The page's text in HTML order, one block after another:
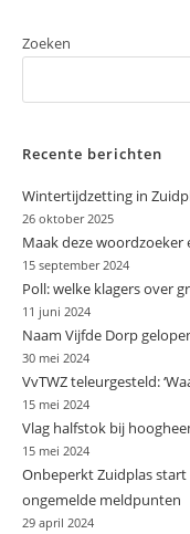
Zoeken
Recente berichten
Wintertijdzetting in
26 oktober 2025
Maak deze
15 september 2024
Poll: welke klagers over
11 juni 2024
Naam Vijfde Dorp
30 mei 2024
VvTWZ teleurgesteld:
15 mei 2024
Vlag halfstok bij
15 mei 2024
Onbeperkt Zuidplas
ongemelde meldpunten
29 april 2024